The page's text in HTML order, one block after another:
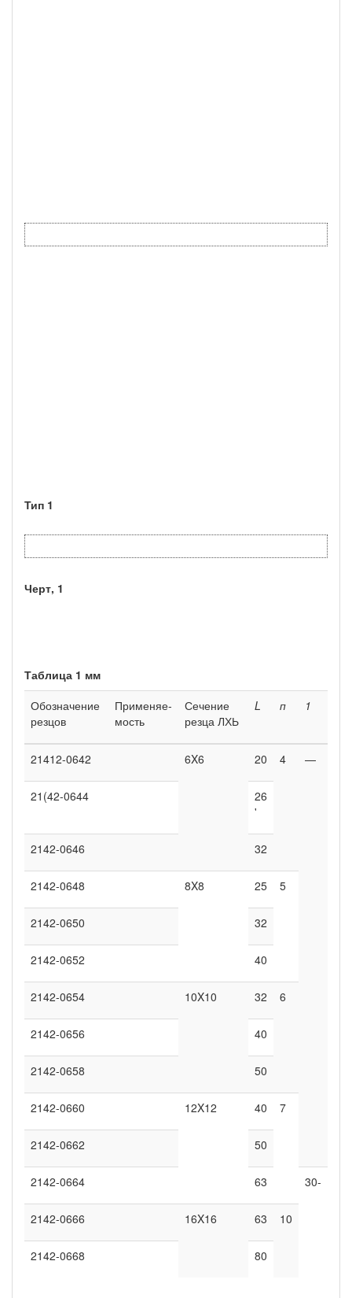
Тип 1
Черт, 1
Таблица 1 мм
Обозначение
резцов
Применяе­
мость
Сечение
резца ЛХЬ
L п 1
21412-0642 6X6 20 4 —
21(42-0644
26
'
2142-0646 32
2142-0648 8X8 25 5
2142-0650 32
2142-0652 40
2142-0654 10X10 32 6
2142-0656 40
2142-0658 50
2142-0660 12X12 40 7
2142-0662 50
2142-0664 63 30-
2142-0666 16X16 63 10
2142-0668 80